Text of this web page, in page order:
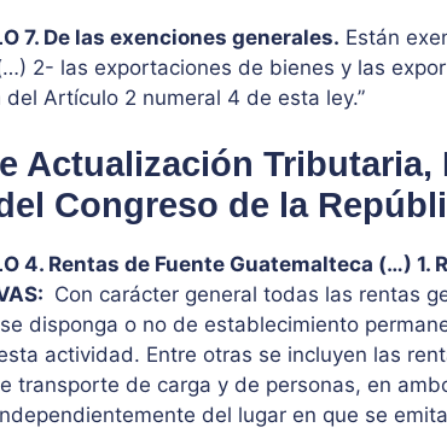
7. De las exenciones generales. Están
2- las exportaciones de bienes y las
del Artículo 2 numeral 4 de esta ley.”
Actualización Tributaria,
Congreso de la
4. Rentas de Fuente Guatemalteca (…) 1.
Con carácter general todas las rentas
disponga o no de establecimiento
actividad. Entre otras se incluyen las
transporte de carga y de personas, en
del lugar en que se